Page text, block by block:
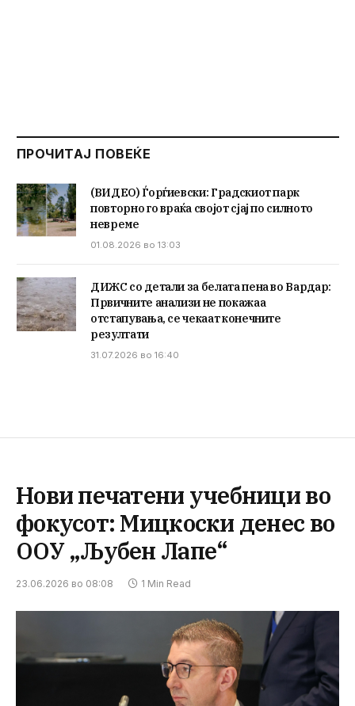
ПРОЧИТАЈ ПОВЕЌЕ
(ВИДЕО) Ѓорѓиевски: Градскиот парк
повторно го враќа својот сјај по силното
невреме
01.08.2026 во 13:03
ДИЖС со детали за белата пена во Вардар:
Првичните анализи не покажаа
отстапувања, се чекаат конечните
резултати
31.07.2026 во 16:40
Нови печатени учебници во
фокусот: Мицкоски денес во
ООУ „Љубен Лапе“
23.06.2026 во 08:08 1 Min Read